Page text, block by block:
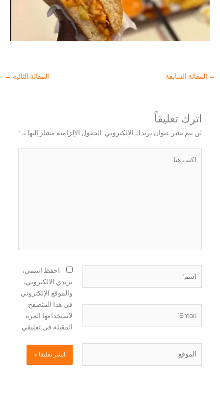
→ المقالة السابقة المقالة التالية ←
اترك تعليقاً
لن يتم نشر عنوان بريدك الإلكتروني. الحقول الإلزامية مشار إليها بـ *
هنا...
احفظ اسمي،
بريدي الإلكتروني،
والموقع الإلكتروني
في هذا المتصفح
لاستخدامها المرة
المقبلة في تعليقي.